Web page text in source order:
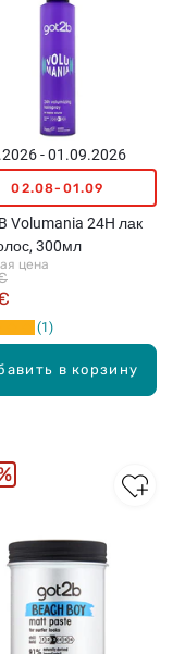
в корзину
- 01.09.2026
02.08-01.09
Volumania 24H лак
300мл
цена
1